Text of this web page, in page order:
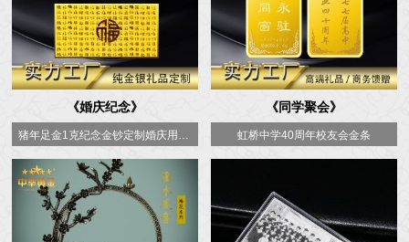
《婚庆纪念》
猪年足金1克纪念金钞定制婚庆用品猪宝多多金钞
《同学聚会》
虹桥中学40周年校友会金条